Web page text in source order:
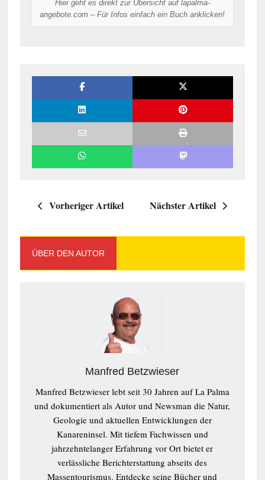
Hier geht es direkt zur Übersicht auf lapalma-
angebote.com – Für Infos einfach ein Buch anklicken!
Vorheriger Artikel Nächster Artikel
ÜBER DEN AUTOR
Manfred Betzwieser
Manfred Betzwieser lebt seit 30 Jahren auf La Palma
und dokumentiert als Autor und Newsman die Natur,
Geologie und aktuellen Entwicklungen der
Kanareninsel. Mit tiefem Fachwissen und
jahrzehntelanger Erfahrung vor Ort bietet er
verlässliche Berichterstattung abseits des
Massentourismus. Entdecke seine Bücher und